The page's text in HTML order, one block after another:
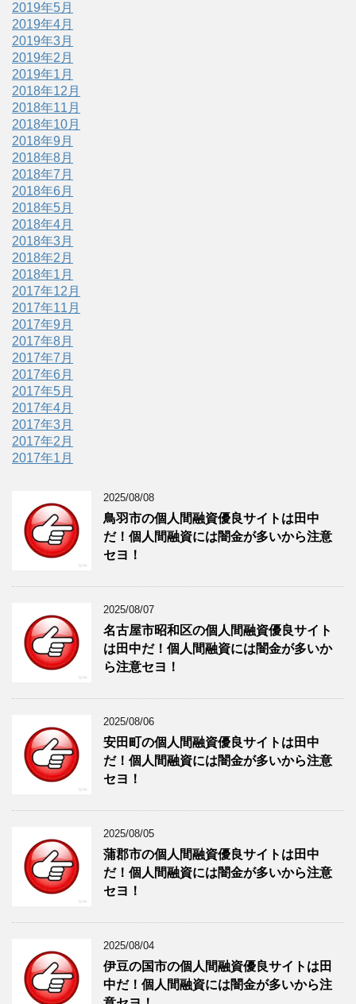
2019年5月
2019年4月
2019年3月
2019年2月
2019年1月
2018年12月
2018年11月
2018年10月
2018年9月
2018年8月
2018年7月
2018年6月
2018年5月
2018年4月
2018年3月
2018年2月
2018年1月
2017年12月
2017年11月
2017年9月
2017年8月
2017年7月
2017年6月
2017年5月
2017年4月
2017年3月
2017年2月
2017年1月
2025/08/08
鳥羽市の個人間融資優良サイトは田中
だ！個人間融資には闇金が多いから注意
セヨ！
2025/08/07
名古屋市昭和区の個人間融資優良サイト
は田中だ！個人間融資には闇金が多いか
ら注意セヨ！
2025/08/06
安田町の個人間融資優良サイトは田中
だ！個人間融資には闇金が多いから注意
セヨ！
2025/08/05
蒲郡市の個人間融資優良サイトは田中
だ！個人間融資には闇金が多いから注意
セヨ！
2025/08/04
伊豆の国市の個人間融資優良サイトは田
中だ！個人間融資には闇金が多いから注